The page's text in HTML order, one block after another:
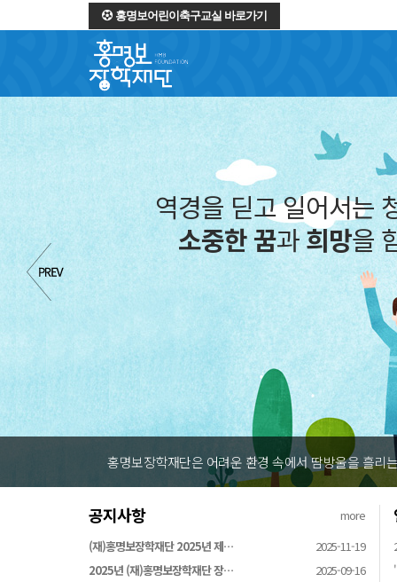
홍명보어린이축구교실 바로가기
역경을 딛고 일어서는
소중한 꿈과희망을
홍명보장학재단은 어려운 환경 속에서 땀방울을 흘리
공지사항
more
(재)홍명보장학재단 2025년 제…
2025-11-19
2025년 (재)홍명보장학재단 장…
2025-09-16